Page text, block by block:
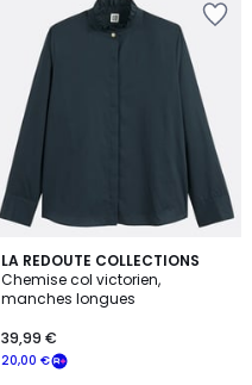
LA REDOUTE COLLECTIONS
Chemise col victorien,
manches longues
20,00 €
39,99 €
4,5
/ 5